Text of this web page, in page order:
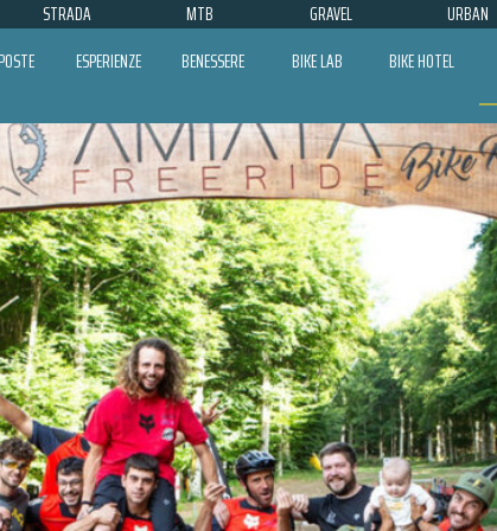
STRADA MTB GRAVEL URBAN
ESPERIENZE BENESSERE BIKE LAB BIKE HOTEL